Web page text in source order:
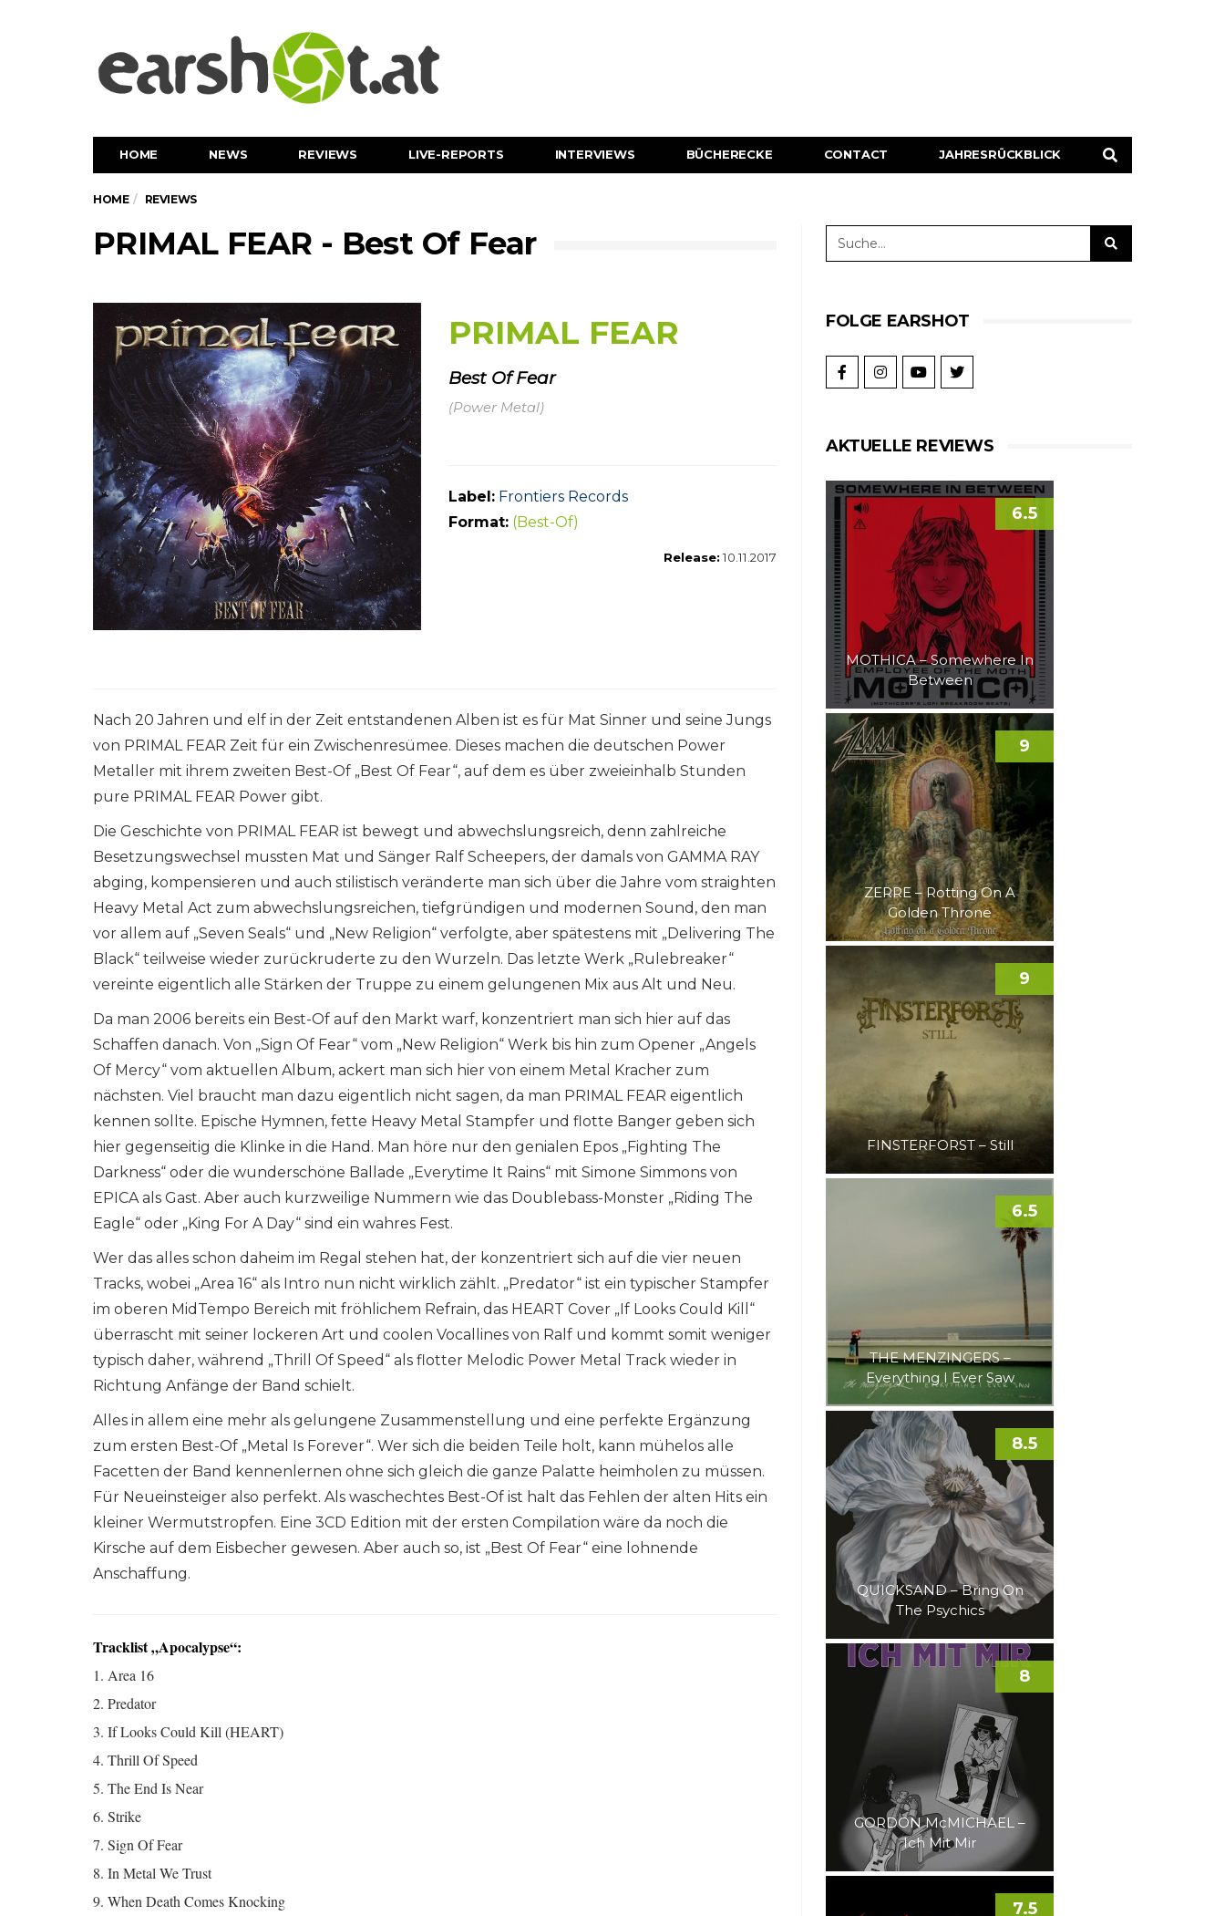
HOME NEWS REVIEWS LIVE-REPORTS INTERVIEWS BÜCHERECKE CONTACT JAHRESRÜCKBLICK
HOME REVIEWS
PRIMAL FEAR - Best Of Fear
PRIMAL FEAR
Best Of Fear
(Power Metal)
Label: Frontiers Records
Format: (Best-Of)
Release:10.11.2017
Nach 20 Jahren und elf in der Zeit entstandenen Alben ist es für Mat Sinner und seine Jungs
von PRIMAL FEAR Zeit für ein Zwischenresümee. Dieses machen die deutschen Power
Metaller mit ihrem zweiten Best-Of „Best Of Fear“, auf dem es über zweieinhalb Stunden
pure PRIMAL FEAR Power gibt.
Die Geschichte von PRIMAL FEAR ist bewegt und abwechslungsreich, denn zahlreiche
Besetzungswechsel mussten Mat und Sänger Ralf Scheepers, der damals von GAMMA RAY
abging, kompensieren und auch stilistisch veränderte man sich über die Jahre vom straighten
Heavy Metal Act zum abwechslungsreichen, tiefgründigen und modernen Sound, den man
vor allem auf „Seven Seals“ und „New Religion“ verfolgte, aber spätestens mit „Delivering The
Black“ teilweise wieder zurückruderte zu den Wurzeln. Das letzte Werk „Rulebreaker“
vereinte eigentlich alle Stärken der Truppe zu einem gelungenen Mix aus Alt und Neu.
Da man 2006 bereits ein Best-Of auf den Markt warf, konzentriert man sich hier auf das
Schaffen danach. Von „Sign Of Fear“ vom „New Religion“ Werk bis hin zum Opener „Angels
Of Mercy“ vom aktuellen Album, ackert man sich hier von einem Metal Kracher zum
nächsten. Viel braucht man dazu eigentlich nicht sagen, da man PRIMAL FEAR eigentlich
kennen sollte. Epische Hymnen, fette Heavy Metal Stampfer und flotte Banger geben sich
hier gegenseitig die Klinke in die Hand. Man höre nur den genialen Epos „Fighting The
Darkness“ oder die wunderschöne Ballade „Everytime It Rains“ mit Simone Simmons von
EPICA als Gast. Aber auch kurzweilige Nummern wie das Doublebass-Monster „Riding The
Eagle“ oder „King For A Day“ sind ein wahres Fest.
Wer das alles schon daheim im Regal stehen hat, der konzentriert sich auf die vier neuen
Tracks, wobei „Area 16“ als Intro nun nicht wirklich zählt. „Predator“ ist ein typischer Stampfer
im oberen MidTempo Bereich mit fröhlichem Refrain, das HEART Cover „If Looks Could Kill“
überrascht mit seiner lockeren Art und coolen Vocallines von Ralf und kommt somit weniger
typisch daher, während „Thrill Of Speed“ als flotter Melodic Power Metal Track wieder in
Richtung Anfänge der Band schielt.
Alles in allem eine mehr als gelungene Zusammenstellung und eine perfekte Ergänzung
zum ersten Best-Of „Metal Is Forever“. Wer sich die beiden Teile holt, kann mühelos alle
Facetten der Band kennenlernen ohne sich gleich die ganze Palatte heimholen zu müssen.
Für Neueinsteiger also perfekt. Als waschechtes Best-Of ist halt das Fehlen der alten Hits ein
kleiner Wermutstropfen. Eine 3CD Edition mit der ersten Compilation wäre da noch die
Kirsche auf dem Eisbecher gewesen. Aber auch so, ist „Best Of Fear“ eine lohnende
Anschaffung.
Tracklist „Apocalypse“:
1. Area 16
2. Predator
3. If Looks Could Kill (HEART)
4. Thrill Of Speed
5. The End Is Near
6. Strike
7. Sign Of Fear
8. In Metal We Trust
9. When Death Comes Knocking
FOLGE EARSHOT
AKTUELLE REVIEWS
MOTHICA – Somewhere In
Between
6.5
ZERRE – Rotting On A
Golden Throne
9
FINSTERFORST – Still
9
THE MENZINGERS –
Everything I Ever Saw
6.5
QUICKSAND – Bring On
The Psychics
8.5
GORDON McMICHAEL –
Ich Mit Mir
8
7.5